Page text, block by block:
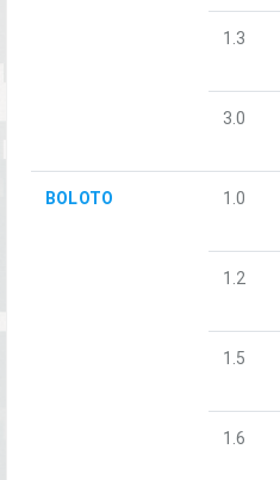
1.3
3.0
BOLOTO 1.0
1.2
1.5
1.6